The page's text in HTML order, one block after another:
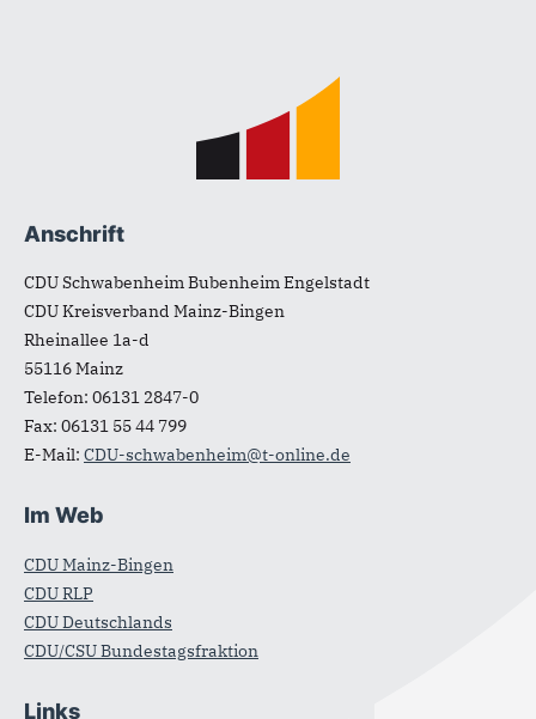
Anschrift
CDU Schwabenheim Bubenheim Engelstadt
CDU Kreisverband Mainz-Bingen
Rheinallee 1a-d
55116Mainz
Telefon: 06131 2847-0
Fax: 06131 55 44 799
E-Mail: CDU-schwabenheim@t-online.de
Im Web
CDU Mainz-Bingen
CDU RLP
CDU Deutschlands
CDU/CSU Bundestagsfraktion
Links